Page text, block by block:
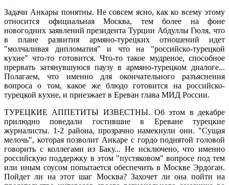
Задачи Анкары понятны. Не совсем ясно, как ко всему этому
относится официальная Москва, тем более на фоне
новогодних заявлений президента Турции Абдуллы Гюля, что
в плане развития армяно-турецких отношений идет
"молчаливая дипломатия" и что на "российско-турецкой
кухне" что-то готовится. Что-то такое мудреное, способное
прервать затянувшуюся паузу в армяно-турецком диалоге...
Полагаем, что именно для окончательного разъяснения
вопроса о том, какое же блюдо готовится на российско-
турецкой кухне, и приезжает в Ереван глава МИД России.
ТУРЕЦКИЕ АППЕТИТЫ ИЗВЕСТНЫ. Об этом в декабре
прилюдно поведали гостившие в Ереване турецкие
журналисты. 1-2 района, прозрачно намекнули они. "Сущая
мелочь", которая позволит Анкаре с гордо поднятой головой
говорить с коллегами из Баку... Не исключено, что именно
российскую поддержку в этом "пустяковом" вопросе под тем
или иным соусом попытается обеспечить в Москве Эрдоган.
Пойдет ли на этот шаг Москва? Захочет ли она пойти на